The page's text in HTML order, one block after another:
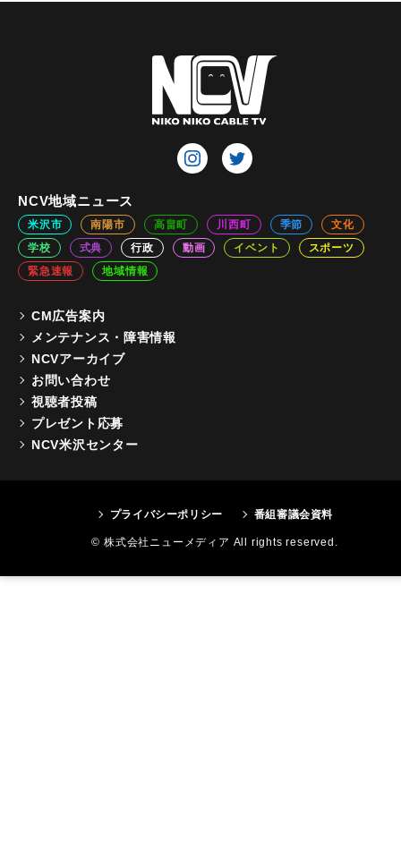
NCV地域ニュース
米沢市 南陽市 高畠町 川西町 季節
文化
学校
式典 行政 動画 イベント
スポーツ
緊急速報
地域情報
CM広告案内
メンテナンス・障害情報
NCVアーカイブ
お問い合わせ
視聴者投稿
プレゼント応募
NCV米沢センター
プライバシーポリシー 番組審議会資料
© 株式会社ニューメディア All rights reserved.